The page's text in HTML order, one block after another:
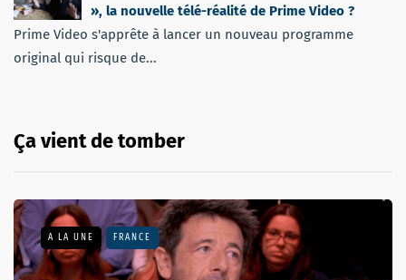
», la nouvelle télé-réalité de Prime Video ?
Prime Video s'apprête à lancer un nouveau programme
original qui risque de...
Ça vient de tomber
A LA UNE FRANCE